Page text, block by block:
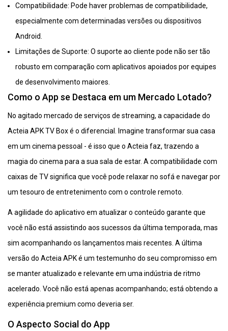
Compatibilidade: Pode haver problemas de compatibilidade,
especialmente com determinadas versões ou dispositivos
Android.
Limitações de Suporte: O suporte ao cliente pode não ser tão
robusto em comparação com aplicativos apoiados por equipes
de desenvolvimento maiores.
Como o App se Destaca em um Mercado Lotado?
No agitado mercado de serviços de streaming, a capacidade do
Acteia APK TV Box é o diferencial. Imagine transformar sua casa
em um cinema pessoal - é isso que o Acteia faz, trazendo a
magia do cinema para a sua sala de estar. A compatibilidade com
caixas de TV significa que você pode relaxar no sofá e navegar por
um tesouro de entretenimento com o controle remoto.
A agilidade do aplicativo em atualizar o conteúdo garante que
você não está assistindo aos sucessos da última temporada, mas
sim acompanhando os lançamentos mais recentes. A última
versão do Acteia APK é um testemunho do seu compromisso em
se manter atualizado e relevante em uma indústria de ritmo
acelerado. Você não está apenas acompanhando; está obtendo a
experiência premium como deveria ser.
O Aspecto Social do App